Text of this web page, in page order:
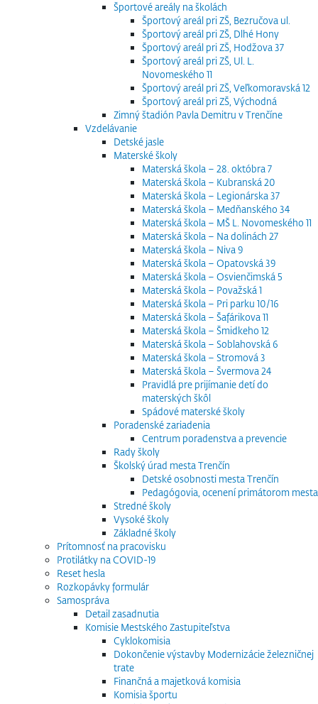
Športové areály na školách
Športový areál pri ZŠ, Bezručova ul.
Športový areál pri ZŠ, Dlhé Hony
Športový areál pri ZŠ, Hodžova 37
Športový areál pri ZŠ, Ul. L.
Novomeského 11
Športový areál pri ZŠ, Veľkomoravská 12
Športový areál pri ZŠ, Východná
Zimný štadión Pavla Demitru v Trenčíne
Vzdelávanie
Detské jasle
Materské školy
Materská škola – 28. októbra 7
Materská škola – Kubranská 20
Materská škola – Legionárska 37
Materská škola – Medňanského 34
Materská škola – MŠ L. Novomeského 11
Materská škola – Na dolinách 27
Materská škola – Niva 9
Materská škola – Opatovská 39
Materská škola – Osvienčimská 5
Materská škola – Považská 1
Materská škola – Pri parku 10/16
Materská škola – Šafárikova 11
Materská škola – Šmidkeho 12
Materská škola – Soblahovská 6
Materská škola – Stromová 3
Materská škola – Švermova 24
Pravidlá pre prijímanie detí do
materských škôl
Spádové materské školy
Poradenské zariadenia
Centrum poradenstva a prevencie
Rady školy
Školský úrad mesta Trenčín
Detské osobnosti mesta Trenčín
Pedagógovia, ocenení primátorom mesta
Stredné školy
Vysoké školy
Základné školy
Prítomnosť na pracovisku
Protilátky na COVID-19
Reset hesla
Rozkopávky formulár
Samospráva
Detail zasadnutia
Komisie Mestského Zastupiteľstva
Cyklokomisia
Dokončenie výstavby Modernizácie železničnej
trate
Finančná a majetková komisia
Komisia športu